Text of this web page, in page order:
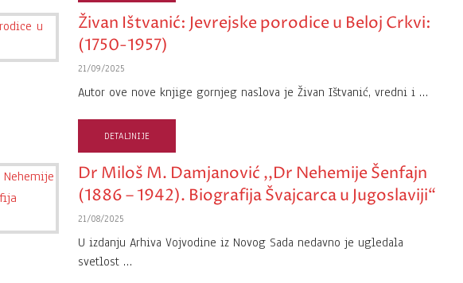
Živan Ištvanić: Jevrejske porodice u Beloj Crkvi:
(1750-1957)
21/09/2025
Autor ove nove knjige gornjeg naslova je Živan Ištvanić, vredni i …
DETALJNIJE
Dr Miloš M. Damjanović ,,Dr Nehemije Šenfajn
(1886 – 1942). Biografija Švajcarca u Jugoslaviji“
21/08/2025
U izdanju Arhiva Vojvodine iz Novog Sada nedavno je ugledala
svetlost …